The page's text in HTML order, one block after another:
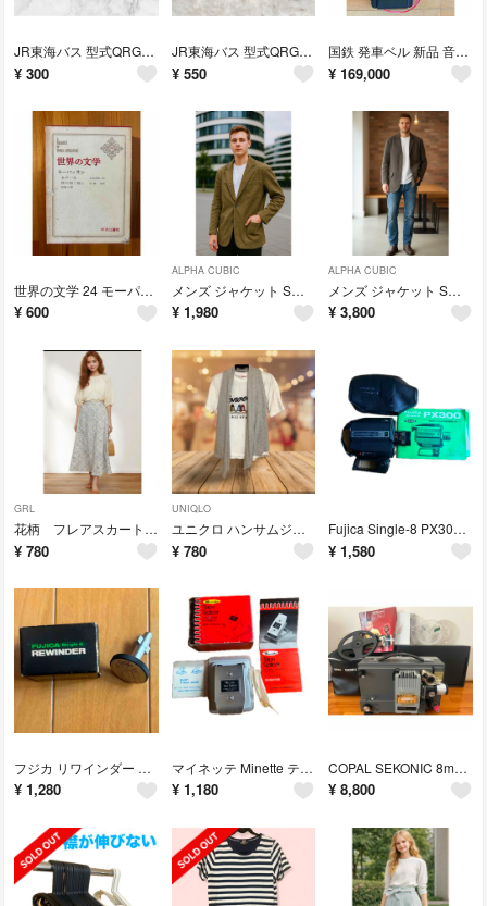
JR東海バス 型式QRG-MS96VP 車番 744-13955 バスカード
¥ 300
JR東海バス 型式QRG-MS96VP 車番 744-13955 2枚
¥ 550
国鉄 発車ベル 新品 音出し確認済 鉄道部品JapaneseRailway
¥ 169,000
世界の文学 24 モーパッサン 中央公論社
¥ 600
ALPHA CUBIC
メンズ ジャケット Sサイズ ALPHA CUBIC こげ茶 S
¥ 1,980
ALPHA CUBIC
メンズ ジャケット Sサイズ アルファキュービック ALPHA CUBIC
¥ 3,800
GRL
花柄 フレアスカート GRL Mサイズ ホワイト 小花柄 ウエストゴム
¥ 780
UNIQLO
ユニクロ ハンサムジレ バックリボン UNIQLO ジレ
¥ 780
Fujica Single-8 PX300 フィルムカメラ
¥ 1,580
フジカ リワインダー 8ミリ 8mmフィルム 映写機
¥ 1,280
マイネッテ Minette テープスプライサー TAPE SPLICER 送料込
¥ 1,180
COPAL SEKONIC 8mm 映写機 290 DUAL S 8ミリビデオ
¥ 8,800